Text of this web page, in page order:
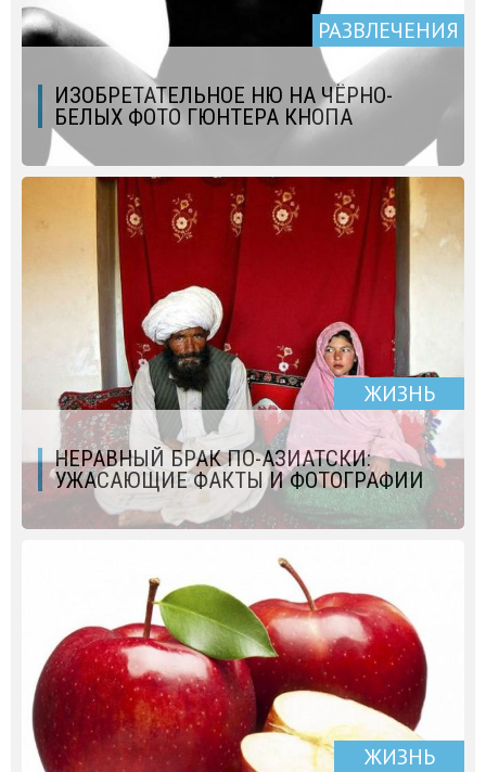
РАЗВЛЕЧЕНИЯ
ИЗОБРЕТАТЕЛЬНОЕ НЮ НА ЧЁРНО-
БЕЛЫХ ФОТО ГЮНТЕРА КНОПА
ЖИЗНЬ
НЕРАВНЫЙ БРАК ПО-АЗИАТСКИ:
УЖАСАЮЩИЕ ФАКТЫ И ФОТОГРАФИИ
ЖИЗНЬ